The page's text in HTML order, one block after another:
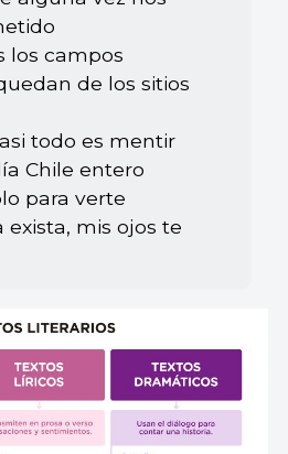
los campos
de los sitios
todo es mentir
Chile entero
para verte
mis ojos te